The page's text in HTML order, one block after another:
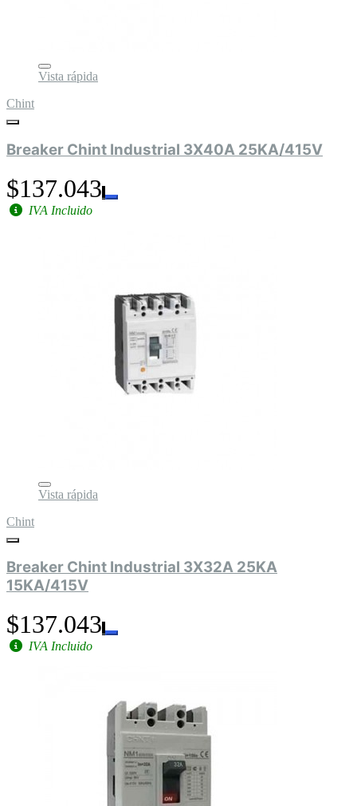
Vista rápida
Chint
Breaker Chint Industrial 3X40A 25KA/415V
$137.043
IVA Incluido
Vista rápida
Chint
Breaker Chint Industrial 3X32A 25KA
15KA/415V
$137.043
IVA Incluido